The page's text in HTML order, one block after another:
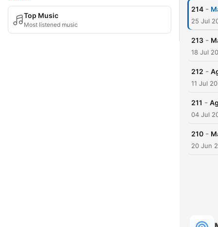
Top Music
Most listened music
214 -
25 Jul
213 -
18 Jul
212 -
11 Jul
211 -
04 Jul
210 -
20 Jun